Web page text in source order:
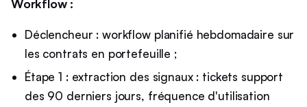
Workflow :
Déclencheur : workflow planifié hebdomadaire sur
les contrats en portefeuille ;
Étape 1 : extraction des signaux : tickets support
des 90 derniers jours, fréquence d'utilisation